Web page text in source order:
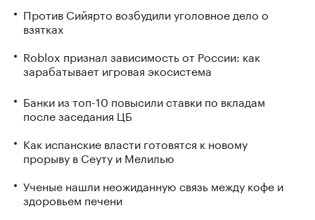
Против Сийярто возбудили уголовное дело о
взятках
Roblox признал зависимость от России: как
зарабатывает игровая экосистема
Банки из топ-10 повысили ставки по вкладам
после заседания ЦБ
Как испанские власти готовятся к новому
прорыву в Сеуту и Мелилью
Ученые нашли неожиданную связь между кофе и
здоровьем печени